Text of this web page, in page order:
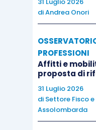
diAndrea Onori
PROFESSIONI
Affitti e
proposta di
31 Luglio 2026
di Settore Fisco
Assolombarda